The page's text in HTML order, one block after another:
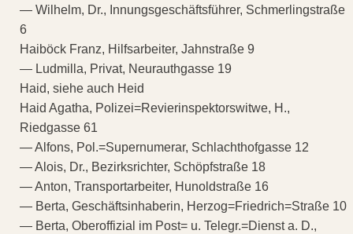
— Wilhelm, Dr., Innungsgeschäftsführer, Schmerlingstraße
6
Haiböck Franz, Hilfsarbeiter, Jahnstraße 9
— Ludmilla, Privat, Neurauthgasse 19
Haid, siehe auch Heid
Haid Agatha, Polizei=Revierinspektorswitwe, H.,
Riedgasse 61
— Alfons, Pol.=Supernumerar, Schlachthofgasse 12
— Alois, Dr., Bezirksrichter, Schöpfstraße 18
— Anton, Transportarbeiter, Hunoldstraße 16
— Berta, Geschäftsinhaberin, Herzog=Friedrich=Straße 10
— Berta, Oberoffizial im Post= u. Telegr.=Dienst a. D.,